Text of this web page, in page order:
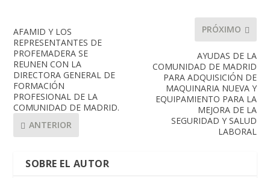
AFAMID Y LOS
REPRESENTANTES DE
PROFEMADERA SE
REUNEN CON LA
DIRECTORA GENERAL DE
FORMACIÓN
PROFESIONAL DE LA
COMUNIDAD DE MADRID.
ANTERIOR
PRÓXIMO
AYUDAS DE LA
COMUNIDAD DE MADRID
PARA ADQUISICIÓN DE
MAQUINARIA NUEVA Y
EQUIPAMIENTO PARA LA
MEJORA DE LA
SEGURIDAD Y SALUD
LABORAL
SOBRE EL AUTOR